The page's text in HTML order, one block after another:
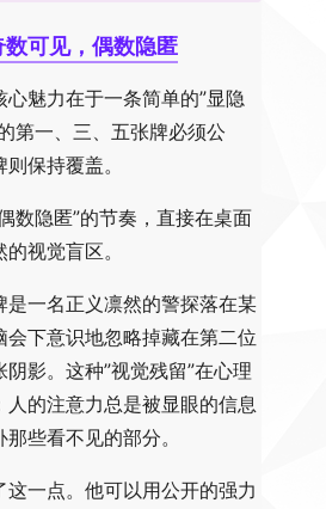
可见，偶数隐匿
心魅力在于一条简单的”显隐
第一、三、五张牌必须公
保持覆盖。
数隐匿”的节奏，直接在桌面
视觉盲区。
是一名正义凛然的警探落在某
会下意识地忽略掉藏在第二位
影。这种”视觉残留”在心理
人的注意力总是被显眼的信息
些看不见的部分。
这一点。他可以用公开的强力